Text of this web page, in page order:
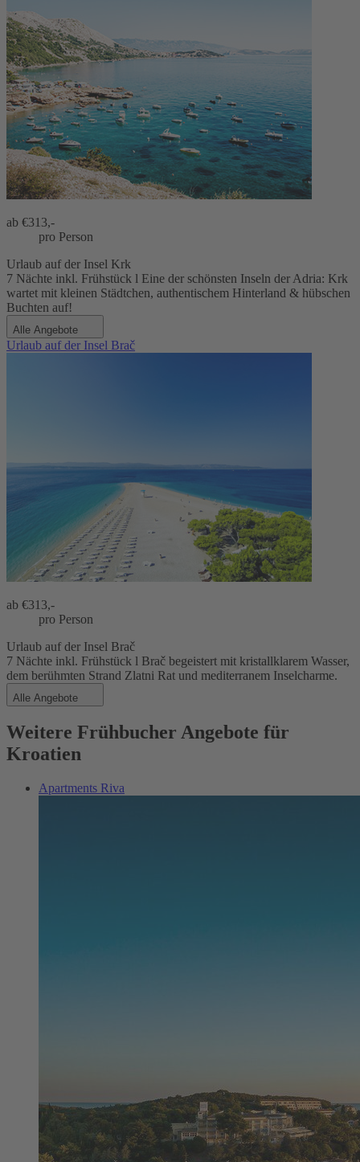
ab €313,-
pro Person
Urlaub auf der Insel Krk
7 Nächte inkl. Frühstück l Eine der schönsten Inseln der Adria: Krk
wartet mit kleinen Städtchen, authentischem Hinterland & hübschen
Buchten auf!
Alle Angebote
Urlaub auf der Insel Brač
ab €313,-
pro Person
Urlaub auf der Insel Brač
7 Nächte inkl. Frühstück l Brač begeistert mit kristallklarem Wasser,
dem berühmten Strand Zlatni Rat und mediterranem Inselcharme.
Alle Angebote
Weitere Frühbucher Angebote für
Kroatien
Apartments Riva